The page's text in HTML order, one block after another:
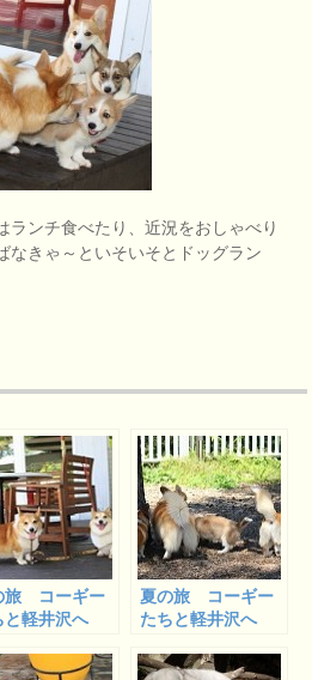
ランチ食べたり、近況をおしゃべり
なきゃ～といそいそとドッグラン
旅 コーギー
と軽井沢へ
夏の旅 コーギー
たちと軽井沢へ